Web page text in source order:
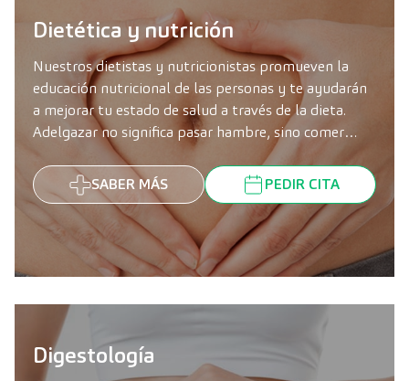
Dietética y nutrición
Nuestros dietistas y nutricionistas promueven la
educación nutricional de las personas y te ayudarán
a mejorar tu estado de salud a través de la dieta.
Adelgazar no significa pasar hambre, sino comer
sano y variado.
SABER MÁS
PEDIR CITA
Digestología